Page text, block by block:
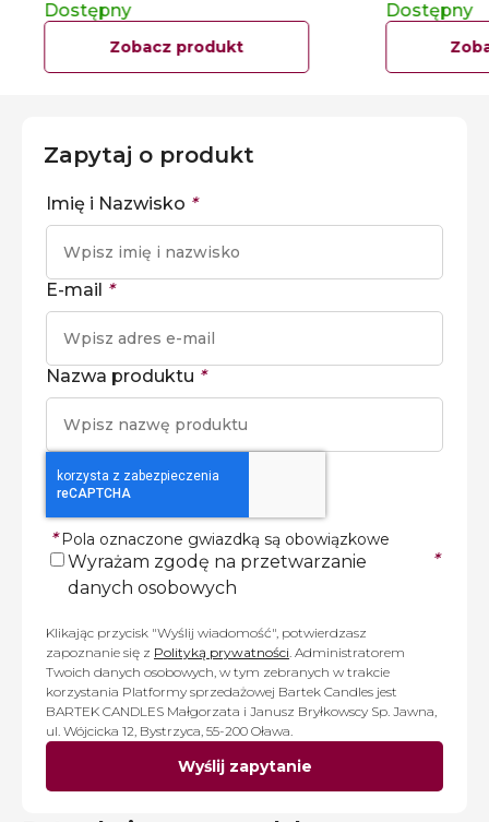
Dostępny
Zobacz produkt
Dostępny
Zapytaj o produkt
Imię i Nazwisko *
E-mail *
Nazwa produktu *
* Pola oznaczone gwiazdką są obowiązkowe
Wyrażam zgodę na przetwarzanie
danych osobowych
*
Klikając przycisk "Wyślij wiadomość", potwierdzasz
zapoznanie się z Polityką prywatności . Administratorem
Twoich danych osobowych, w tym zebranych w trakcie
korzystania Platformy sprzedażowej Bartek Candles jest
BARTEK CANDLES Małgorzata i Janusz Bryłkowscy Sp. Jawna,
ul. Wójcicka 12, Bystrzyca, 55-200 Oława.
Wyślij zapytanie